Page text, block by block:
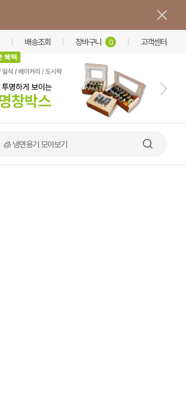
혜택
배송조회 장바구니 0 고객센터
🧊 냉면용기 모아보기